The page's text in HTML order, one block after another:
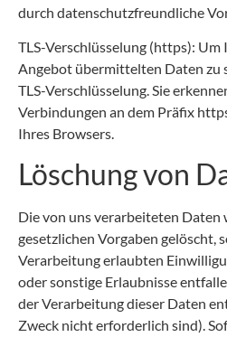
durch datenschutzfreundliche
TLS-Verschlüsselung (https):
Angebot übermittelten Daten zu
TLS-Verschlüsselung. Sie
Verbindungen an dem Präfix
Ihres Browsers.
Löschung von
Die von uns verarbeiteten Daten
gesetzlichen Vorgaben gelöscht,
Verarbeitung erlaubten
oder sonstige Erlaubnisse
der Verarbeitung dieser Daten
Zweck nicht erforderlich sind).